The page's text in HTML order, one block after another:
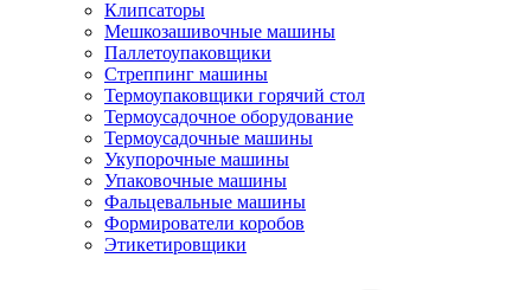
Клипсаторы
Мешкозашивочные машины
Паллетоупаковщики
Стреппинг машины
Термоупаковщики горячий стол
Термоусадочное оборудование
Термоусадочные машины
Укупорочные машины
Упаковочные машины
Фальцевальные машины
Формирователи коробов
Этикетировщики